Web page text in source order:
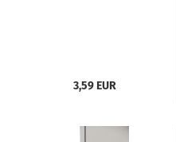
3,59 EUR